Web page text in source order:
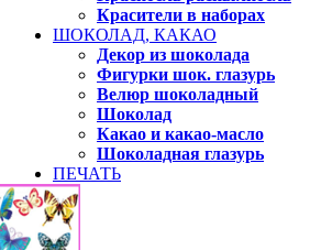
Красители в наборах
ШОКОЛАД, КАКАО
Декор из шоколада
Фигурки шок. глазурь
Велюр шоколадный
Шоколад
Какао и какао-масло
Шоколадная глазурь
ПЕЧАТЬ